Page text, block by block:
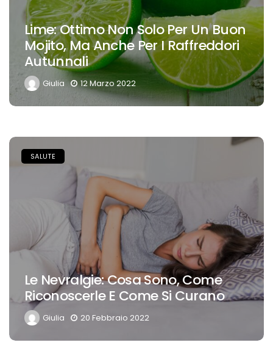
Lime: Ottimo Non Solo Per Un Buon
Mojito, Ma Anche Per I Raffreddori
Autunnali
Giulia 12 Marzo 2022
SALUTE
Le Nevralgie: Cosa Sono, Come
Riconoscerle E Come Si Curano
Giulia 20 Febbraio 2022